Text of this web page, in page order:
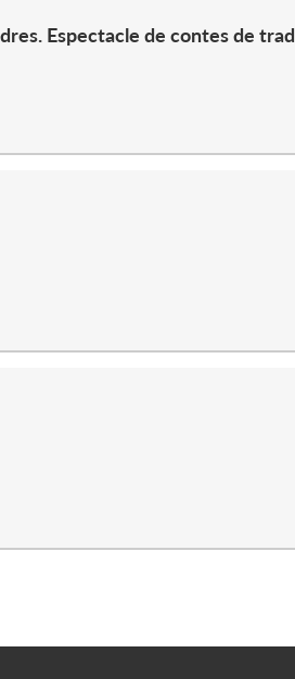
Espectacle de contes de